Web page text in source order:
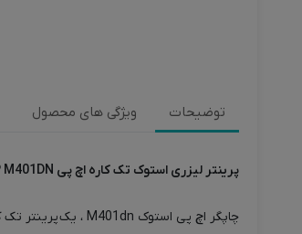
توضیحات ویژگی های محصول
پرینتر لیزری استوک تک کاره اچ پی HP M401DN